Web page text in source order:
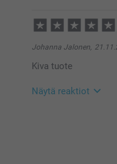
Johanna Jalonen,
Kiva tuote
Näytä reaktiot